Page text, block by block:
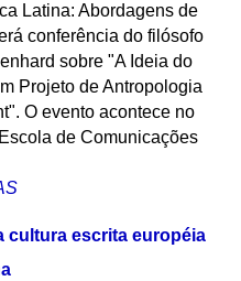
Latina: Abordagens de
conferência do filósofo
sobre "A Ideia do
Projeto de Antropologia
O evento acontece no
de Comunicações
cultura escrita européia